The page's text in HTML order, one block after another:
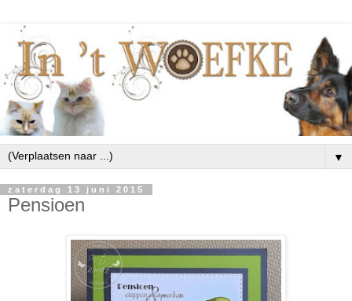
▼
zaterdag 13 juni 2015
Pensioen